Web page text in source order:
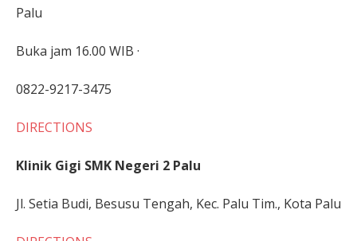
Palu
Buka jam 16.00 WIB ·
0822-9217-3475
DIRECTIONS
Klinik Gigi SMK Negeri 2 Palu
Jl. Setia Budi, Besusu Tengah, Kec. Palu Tim., Kota Palu